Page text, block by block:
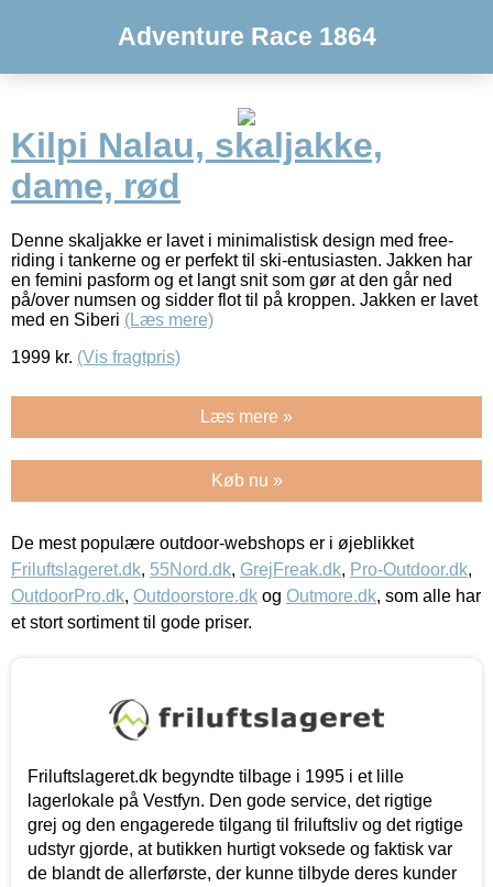
Adventure Race 1864
Kilpi Nalau, skaljakke,
dame, rød
Denne skaljakke er lavet i minimalistisk design med free-
riding i tankerne og er perfekt til ski-entusiasten. Jakken har
en femini pasform og et langt snit som gør at den går ned
på/over numsen og sidder flot til på kroppen. Jakken er lavet
med en Siberi (Læs mere)
1999 kr. (Vis fragtpris)
Læs mere »
Køb nu »
De mest populære outdoor-webshops er i øjeblikket
Friluftslageret.dk, 55Nord.dk, GrejFreak.dk, Pro-Outdoor.dk,
OutdoorPro.dk, Outdoorstore.dk og Outmore.dk, som alle har
et stort sortiment til gode priser.
Friluftslageret.dk begyndte tilbage i 1995 i et lille
lagerlokale på Vestfyn. Den gode service, det rigtige
grej og den engagerede tilgang til friluftsliv og det rigtige
udstyr gjorde, at butikken hurtigt voksede og faktisk var
de blandt de allerførste, der kunne tilbyde deres kunder